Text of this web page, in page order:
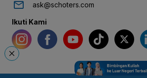
ask@schoters.com
Ikuti Kami